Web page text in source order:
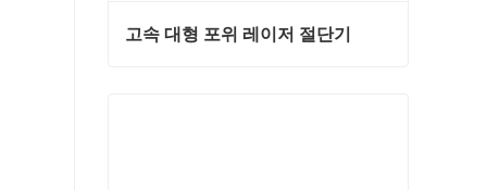
고속 대형 포위 레이저 절단기